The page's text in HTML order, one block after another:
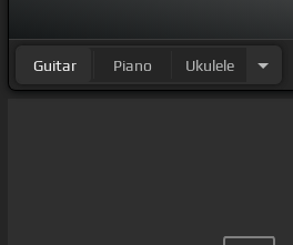
Guitar Piano Ukulele